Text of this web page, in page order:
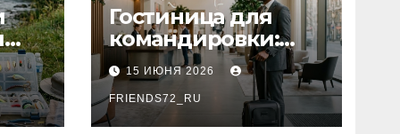
Гостиница для
командировки:
основные
критерии выбора
15 ИЮНЯ 2026
FRIENDS72_RU